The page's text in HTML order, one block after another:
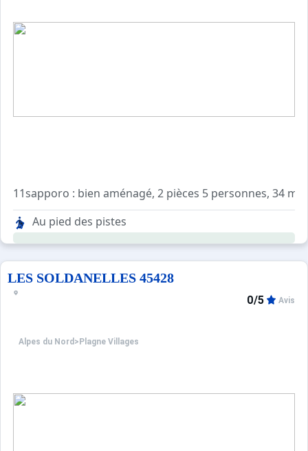
11sapporo : bien aménagé, 2 pièces 5 personnes, 34
Séjour : 2 lits simples, 1 lit tiroir. Tv
Chambre : 2 lits simples
Salle de bains : lavabo, baignoire. Wc séparés
Cuisine : 1 four, 1 lave vaisselle, 1 réfrigérateur, 3
Au pied des pistes
LES SOLDANELLES 45428
Alpes du Nord > Plagne Villages
0/5 Avis